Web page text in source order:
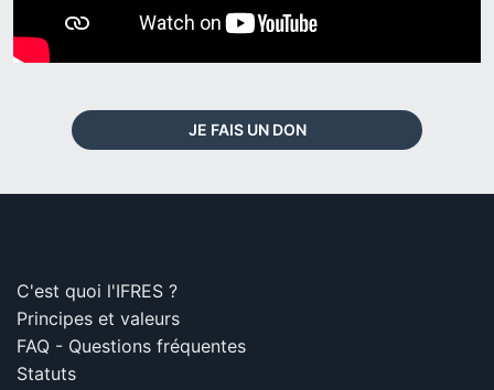
JE FAIS UN DON
C'est quoi l'IFRES ?
Principes et valeurs
FAQ - Questions fréquentes
Statuts